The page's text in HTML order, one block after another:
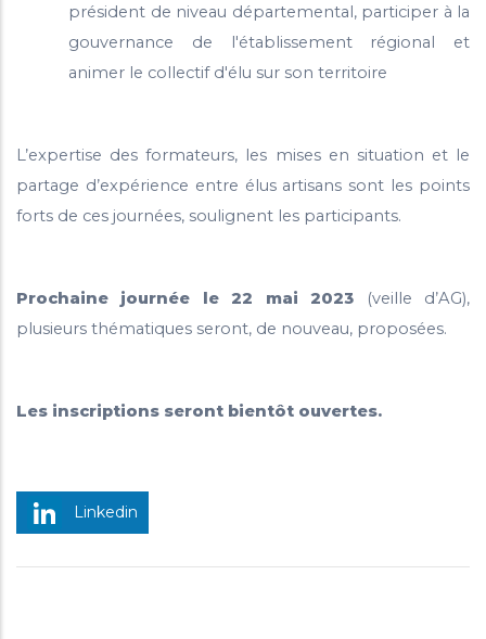
président de niveau départemental, participer à la
gouvernance de l'établissement régional et
animer le collectif d'élu sur son territoire
L’expertise des formateurs, les mises en situation et le
partage d’expérience entre élus artisans sont les points
forts de ces journées, soulignent les participants.
Prochaine journée le 22 mai 2023 (veille d’AG),
plusieurs thématiques seront, de nouveau, proposées.
Les inscriptions seront bientôt ouvertes.
Linkedin